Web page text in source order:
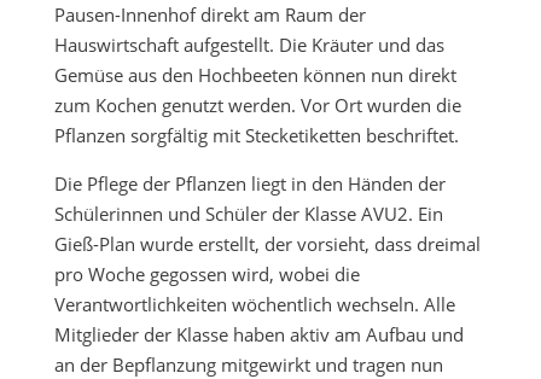
Pausen-Innenhof direkt am Raum der
Hauswirtschaft aufgestellt. Die Kräuter und das
Gemüse aus den Hochbeeten können nun direkt
zum Kochen genutzt werden. Vor Ort wurden die
Pflanzen sorgfältig mit Stecketiketten beschriftet.
Die Pflege der Pflanzen liegt in den Händen der
Schülerinnen und Schüler der Klasse AVU2. Ein
Gieß-Plan wurde erstellt, der vorsieht, dass dreimal
pro Woche gegossen wird, wobei die
Verantwortlichkeiten wöchentlich wechseln. Alle
Mitglieder der Klasse haben aktiv am Aufbau und
an der Bepflanzung mitgewirkt und tragen nun